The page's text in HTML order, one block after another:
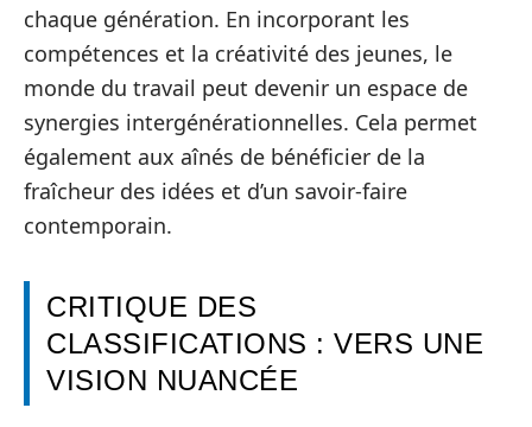
chaque génération. En incorporant les
compétences et la créativité des jeunes, le
monde du travail peut devenir un espace de
synergies intergénérationnelles. Cela permet
également aux aînés de bénéficier de la
fraîcheur des idées et d’un savoir-faire
contemporain.
CRITIQUE DES
CLASSIFICATIONS : VERS UNE
VISION NUANCÉE